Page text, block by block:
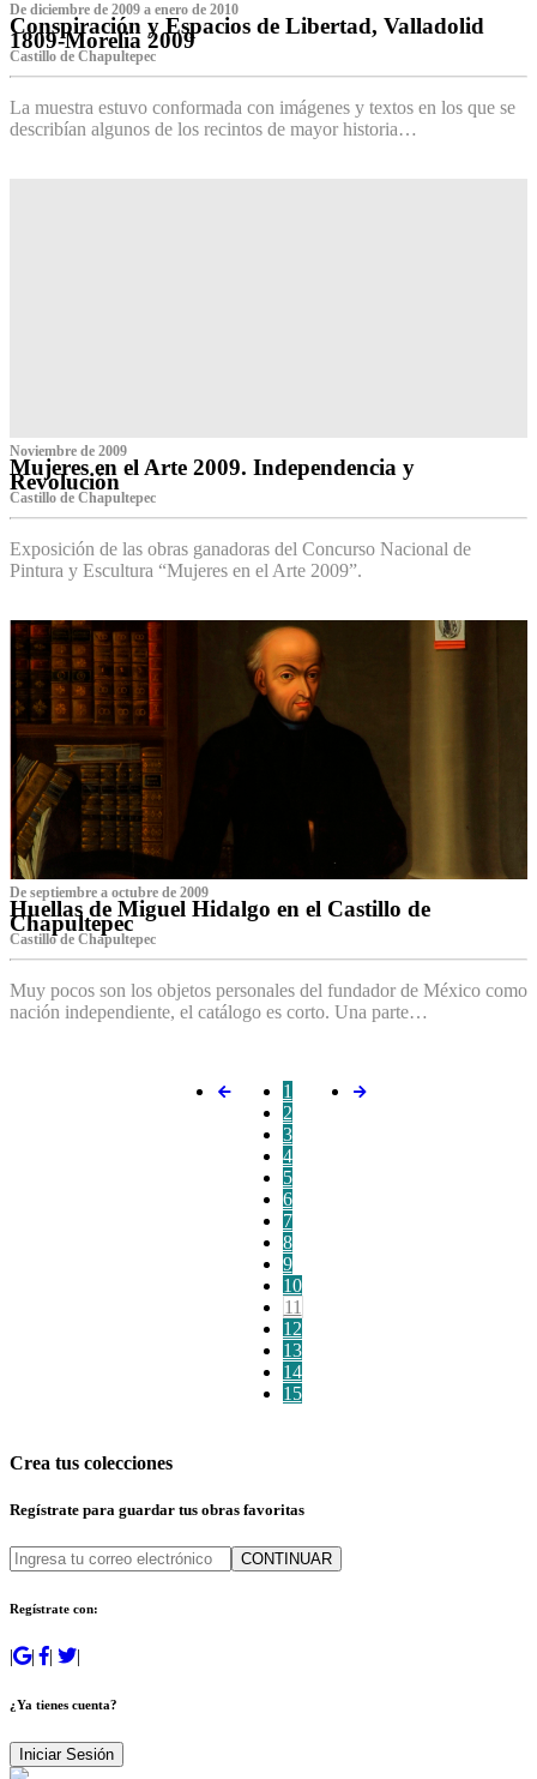
De diciembre de 2009 a enero de 2010
Conspiración y Espacios de Libertad, Valladolid
1809-Morelia 2009
Castillo de Chapultepec
La muestra estuvo conformada con imágenes y textos en los que se
describían algunos de los recintos de mayor historia…
Noviembre de 2009
Mujeres en el Arte 2009. Independencia y
Revolución
Castillo de Chapultepec
Exposición de las obras ganadoras del Concurso Nacional de
Pintura y Escultura “Mujeres en el Arte 2009”.
De septiembre a octubre de 2009
Huellas de Miguel Hidalgo en el Castillo de
Chapultepec
Castillo de Chapultepec
Muy pocos son los objetos personales del fundador de México como
nación independiente, el catálogo es corto. Una parte…
1
2
3
4
5
6
7
8
9
10
11
12
13
14
15
Crea tus colecciones
Regístrate para guardar tus obras favoritas
CONTINUAR
Regístrate con:
| | | |
¿Ya tienes cuenta?
Iniciar Sesión